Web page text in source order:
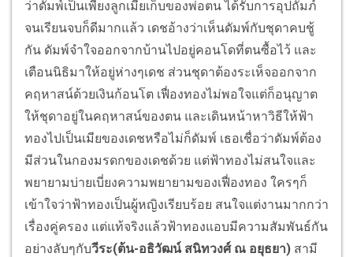
ว่าดัมพ์เป็นเพียงลูกเมียเก็บของพ่อตน ได้รับการอุปถัมภ์
จนเรียนจบก็ดีมากแล้ว เดชอ้างว่าเห็นดัมพ์กับชุดาคบชู้
กัน ดัมพ์จำใจออกจากบ้านไปอยู่คอนโดที่ตนซื้อไว้ และ
เตือนนิธิมาให้อยู่ห่างๆเดช ส่วนชุดาต้องระเห็จออกจาก
คฤหาสน์ด้วยเงินก้อนโต เฟื่องทองไม่พอใจแต่ก็อนุญาต
ให้ชุดาอยู่ในคฤหาสน์ของตน และเดินหน้าหาวิธีให้ฟ้า
ทองไปเป็นเมียของเดชหรือไม่ก็ดัมพ์ เธอเชื่อว่าดัมพ์ต้อง
มีส่วนในกองมรดกของเดชด้วย แต่ฟ้าทองไม่สนใจและ
พยายามบ่ายเบี่ยงความพยายามของเฟื่องทอง ใครๆก็
เข้าใจว่าฟ้าทองเป็นผู้หญิงเรียบร้อย สนใจแต่งานมากกว่า
เรื่องคู่ครอง แต่แท้จริงแล้วฟ้าทองแอบมีความสัมพันธ์กัน
อย่างลับๆกับวีระ(ต้น-อธิวัฒน์ สนิทวงศ์ ณ อยุธยา) สามี